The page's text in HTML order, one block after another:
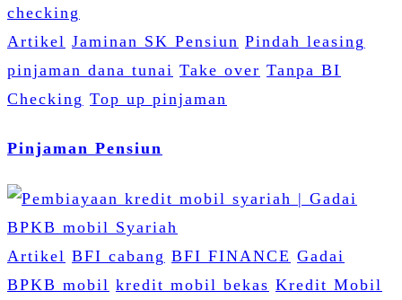
Artikel Jaminan SK Pensiun Pindah leasing
pinjaman dana tunai Take over Tanpa BI
Checking Top up pinjaman
Pinjaman Pensiun
Artikel BFI cabang BFI FINANCE Gadai
BPKB mobil kredit mobil bekas Kredit Mobil